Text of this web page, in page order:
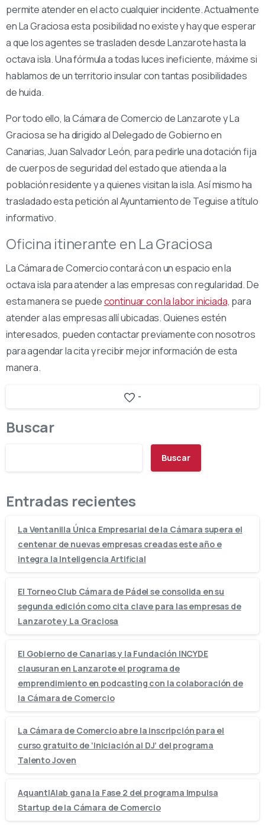
permite atender en el acto cualquier incidente. Actualmente
en La Graciosa esta posibilidad no existe y hay que esperar
a que los agentes se trasladen desde Lanzarote hasta la
octava isla. Una fórmula a todas luces ineficiente, máxime si
hablamos de un territorio insular con tantas posibilidades
de huida.
Por todo ello, la Cámara de Comercio de Lanzarote y La
Graciosa se ha dirigido al Delegado de Gobierno en
Canarias, Juan Salvador León, para pedirle una dotación fija
de cuerpos de seguridad del estado que atienda a la
población residente y a quienes visitan la isla. Así mismo ha
trasladado esta petición al Ayuntamiento de Teguise a título
informativo.
Oficina itinerante en La Graciosa
La Cámara de Comercio contará con un espacio en la
octava isla para atender a las empresas con regularidad. De
esta manera se puedecontinuar con la labor iniciada, para
atender a las empresas allí ubicadas. Quienes estén
interesados, pueden contactar previamente con nosotros
para agendar la cita y recibir mejor información de esta
manera.
-
Buscar
Buscar
Entradas recientes
La Ventanilla Única Empresarial de la Cámara supera el
centenar de nuevas empresas creadas este año e
integra la Inteligencia Artificial
El Torneo Club Cámara de Pádel se consolida en su
segunda edición como cita clave para las empresas de
Lanzarote y La Graciosa
El Gobierno de Canarias y la Fundación INCYDE
clausuran en Lanzarote el programa de
emprendimiento en podcasting con la colaboración de
la Cámara de Comercio
La Cámara de Comercio abre la inscripción para el
curso gratuito de ‘Iniciación al DJ’ del programa
Talento Joven
AquantIAlab gana la Fase 2 del programa Impulsa
Startup de la Cámara de Comercio